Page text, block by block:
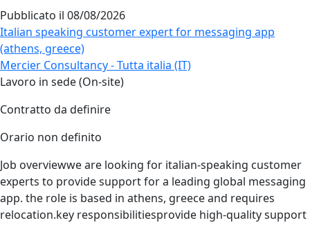
Pubblicato il 08/08/2026
Italian speaking customer expert for messaging app
(athens, greece)
Mercier Consultancy - Tutta italia (IT)
Lavoro in sede (On-site)
Contratto da definire
Orario non definito
Job overviewwe are looking for italian‑speaking customer
experts to provide support for a leading global messaging
app. the role is based in athens, greece and requires
relocation.key responsibilitiesprovide high‑quality support